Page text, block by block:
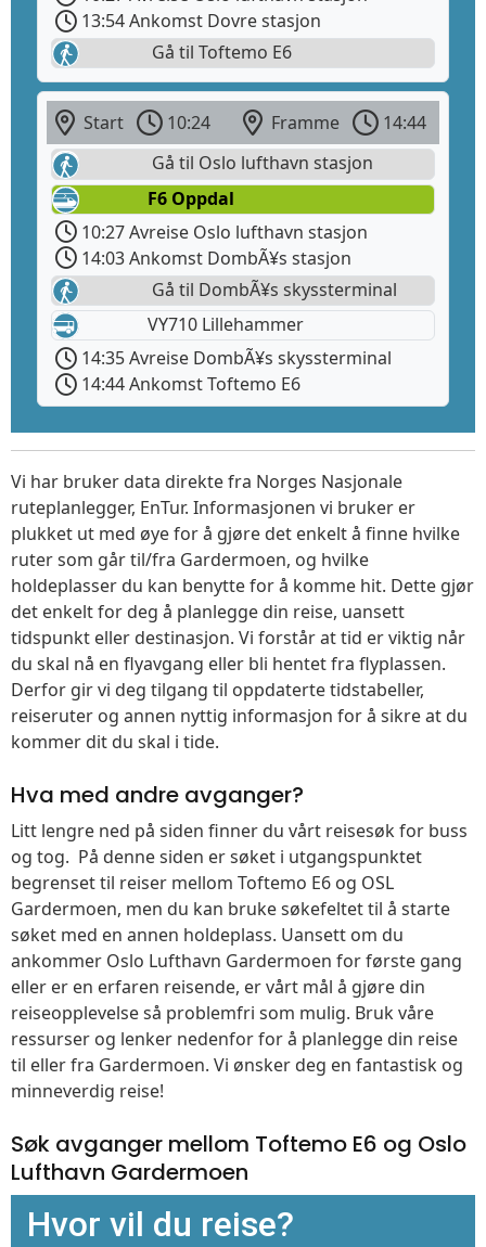
13:54 Ankomst Dovre stasjon
Gå til Toftemo E6
Start 10:24 Framme
14:44
Gå til Oslo lufthavn stasjon
F6 Oppdal
10:27 Avreise Oslo lufthavn stasjon
14:03 Ankomst DombÃ¥s stasjon
Gå til DombÃ¥s skyssterminal
VY710 Lillehammer
14:35 Avreise DombÃ¥s skyssterminal
14:44 Ankomst Toftemo E6
Vi har bruker data direkte fra Norges Nasjonale
ruteplanlegger, EnTur. Informasjonen vi bruker er
plukket ut med øye for å gjøre det enkelt å finne hvilke
ruter som går til/fra Gardermoen, og hvilke
holdeplasser du kan benytte for å komme hit. Dette gjør
det enkelt for deg å planlegge din reise, uansett
tidspunkt eller destinasjon. Vi forstår at tid er viktig når
du skal nå en flyavgang eller bli hentet fra flyplassen.
Derfor gir vi deg tilgang til oppdaterte tidstabeller,
reiseruter og annen nyttig informasjon for å sikre at du
kommer dit du skal i tide.
Hva med andre avganger?
Litt lengre ned på siden finner du vårt reisesøk for buss
og tog. På denne siden er søket i utgangspunktet
begrenset til reiser mellom Toftemo E6 og OSL
Gardermoen, men du kan bruke søkefeltet til å starte
søket med en annen holdeplass. Uansett om du
ankommer Oslo Lufthavn Gardermoen for første gang
eller er en erfaren reisende, er vårt mål å gjøre din
reiseopplevelse så problemfri som mulig. Bruk våre
ressurser og lenker nedenfor for å planlegge din reise
til eller fra Gardermoen. Vi ønsker deg en fantastisk og
minneverdig reise!
Søk avganger mellom Toftemo E6 og Oslo
Lufthavn Gardermoen
Hvor vil du reise?